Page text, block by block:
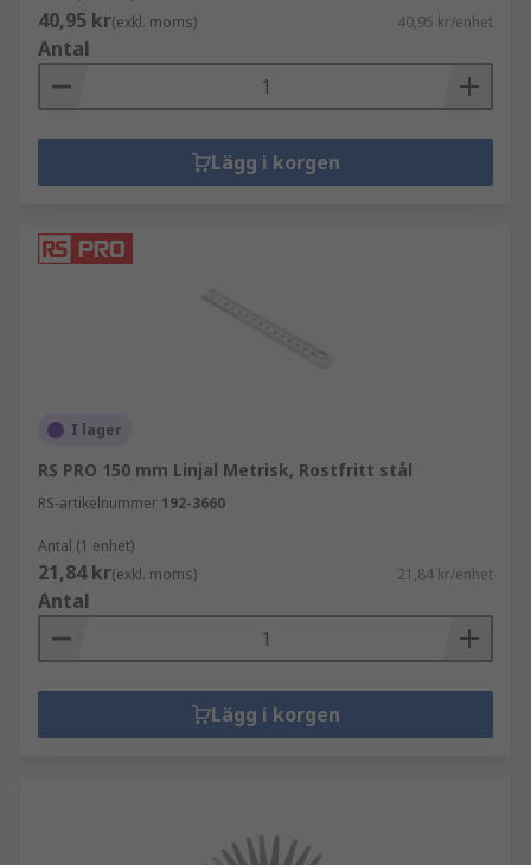
40,95 kr(exkl. moms) 40,95 kr/enhet
Antal
Lägg i korgen
I lager
RS PRO 150 mm Linjal Metrisk, Rostfritt stål
RS-artikelnummer 192-3660
Antal (1 enhet)
21,84 kr(exkl. moms) 21,84 kr/enhet
Antal
Lägg i korgen